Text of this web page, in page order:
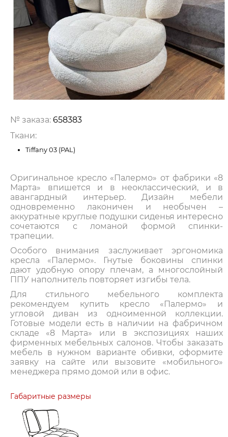
№ заказа: 658383
Ткани:
Tiffany 03 (PAL)
Оригинальное кресло «Палермо» от фабрики «8
Марта» впишется и в неоклассический, и в
авангардный интерьер. Дизайн мебели
одновременно лаконичен и необычен –
аккуратные круглые подушки сиденья интересно
сочетаются с ломаной формой спинки-
трапеции.
Особого внимания заслуживает эргономика
кресла «Палермо». Гнутые боковины спинки
дают удобную опору плечам, а многослойный
ППУ наполнитель повторяет изгибы тела.
Для стильного мебельного комплекта
рекомендуем купить кресло «Палермо» и
угловой диван из одноименной коллекции.
Готовые модели есть в наличии на фабричном
складе «8 Марта» или в экспозициях наших
фирменных мебельных салонов. Чтобы заказать
мебель в нужном варианте обивки, оформите
заявку на сайте или вызовите «мобильного»
менеджера прямо домой или в офис.
Габаритные размеры